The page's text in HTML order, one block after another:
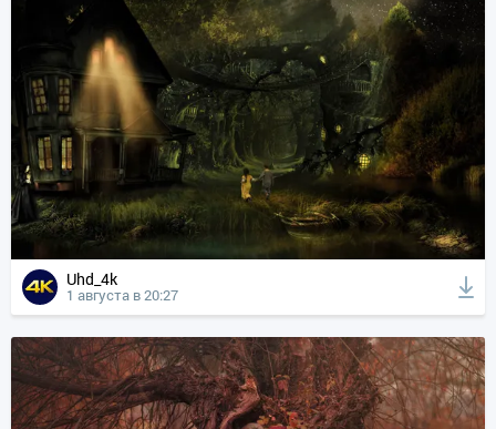
Uhd_4k
1 августа в 20:27